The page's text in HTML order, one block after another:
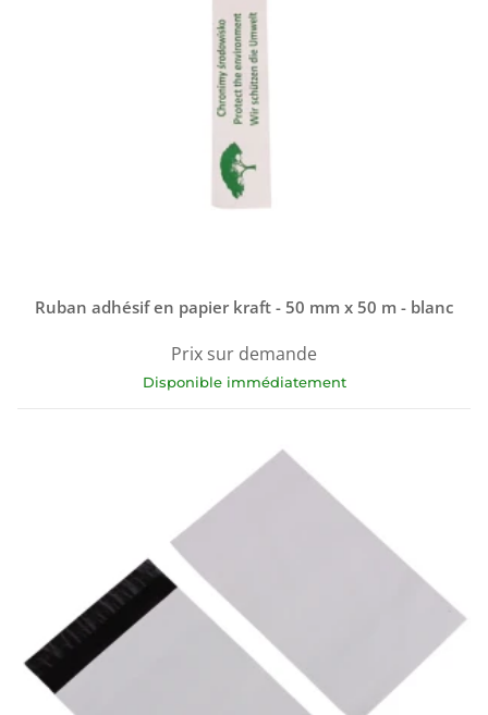
Ruban adhésif en papier kraft - 50 mm x 50 m - blanc
Prix sur demande
Disponible immédiatement